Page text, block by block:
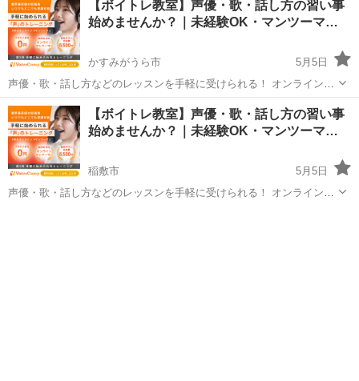
度受けてみたい」 「話し方に自信がなくて改善したい」 「歌が上手く
なって気...
【ボイトレ教室】声優・歌・話し方の習い事
始めませんか？｜未経験OK・マンツーマ…
かすみがうら市
5月5日
声優・歌・話し方などのレッスンを手軽に受けられる！ オンラインボ
イトレ教室「Voice Camp（ボイスキャンプ）」 「声優のレッスンを一
度受けてみたい」 「話し方に自信がなくて改善したい」 「歌が上手く
なって気...
茨城 かすみがうら市 その他 声優
【ボイトレ教室】声優・歌・話し方の習い事
始めませんか？｜未経験OK・マンツーマ…
稲敷市
5月5日
声優・歌・話し方などのレッスンを手軽に受けられる！ オンラインボ